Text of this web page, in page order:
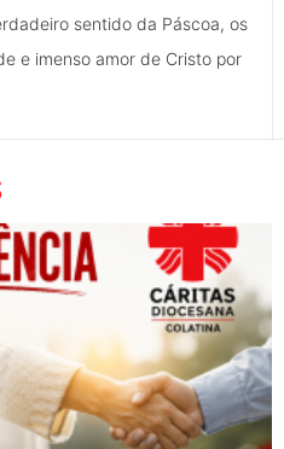
sentido da Páscoa, os
e imenso amor de Cristo por